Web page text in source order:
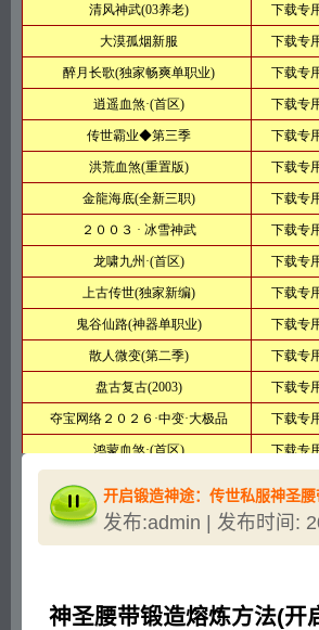
开启锻造神途：传世私服神圣
发布:admin | 发布时间:
神圣腰带锻造熔炼方法(开